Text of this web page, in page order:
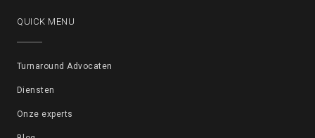
QUICK MENU
Turnaround Advocaten
Diensten
Onze experts